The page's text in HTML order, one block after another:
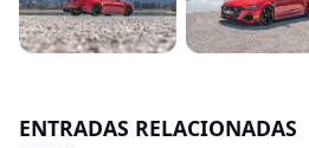
ENTRADAS RELACIONADAS